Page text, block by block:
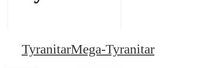
TyranitarMega-Tyranitar